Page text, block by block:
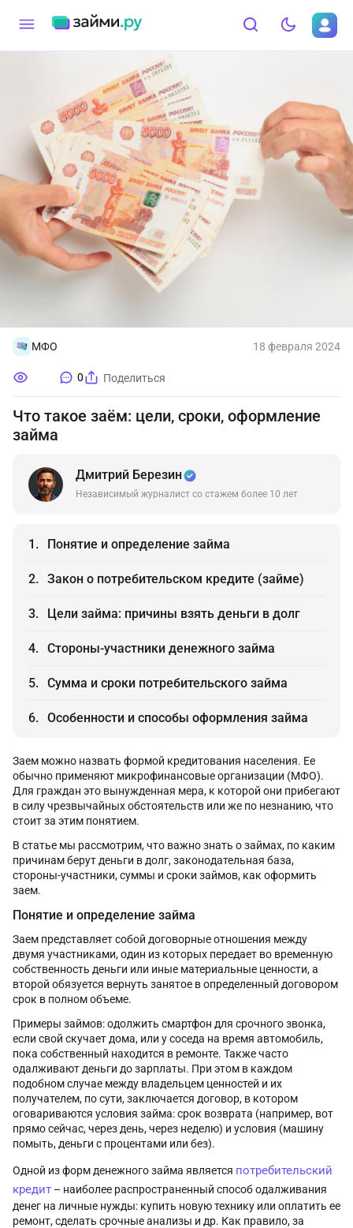
МФО 18 февраля 2024
0 Поделиться
Что такое заём: цели, сроки, оформление
займа
Дмитрий Березин
Независимый журналист со стажем более 10 лет
Понятие и определение займа
Закон о потребительском кредите (займе)
Цели займа: причины взять деньги в долг
Стороны-участники денежного займа
Сумма и сроки потребительского займа
Особенности и способы оформления займа
Заем можно назвать формой кредитования населения. Ее
обычно применяют микрофинансовые организации (МФО).
Для граждан это вынужденная мера, к которой они прибегают
в силу чрезвычайных обстоятельств или же по незнанию, что
стоит за этим понятием.
В статье мы рассмотрим, что важно знать о займах, по каким
причинам берут деньги в долг, законодательная база,
стороны-участники, суммы и сроки займов, как оформить
заем.
Понятие и определение займа
Заем представляет собой договорные отношения между
двумя участниками, один из которых передает во временную
собственность деньги или иные материальные ценности, а
второй обязуется вернуть занятое в определенный договором
срок в полном объеме.
Примеры займов: одолжить смартфон для срочного звонка,
если свой скучает дома, или у соседа на время автомобиль,
пока собственный находится в ремонте. Также часто
одалживают деньги до зарплаты. При этом в каждом
подобном случае между владельцем ценностей и их
получателем, по сути, заключается договор, в котором
оговариваются условия займа: срок возврата (например, вот
прямо сейчас, через день, через неделю) и условия (машину
помыть, деньги с процентами или без).
Одной из форм денежного займа является потребительский
кредит – наиболее распространенный способ одалживания
денег на личные нужды: купить новую технику или оплатить ее
ремонт, сделать срочные анализы и др. Как правило, за